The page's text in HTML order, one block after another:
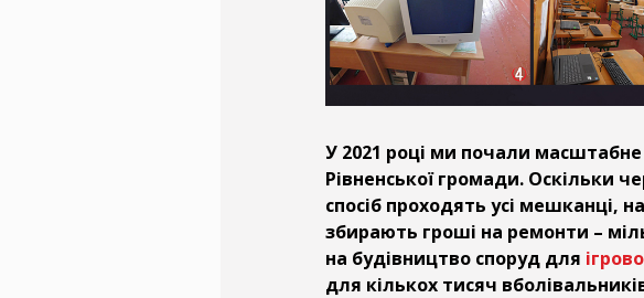
У 2021 році ми почали
Рівненської громади. Оскільки
спосіб проходять усі мешканці,
збирають гроші на ремонти –
на будівництво споруд для
для кількох тисяч